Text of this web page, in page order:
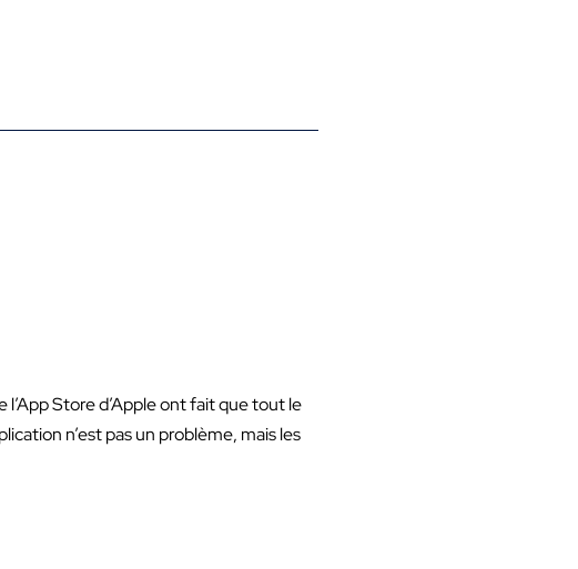
Store d’Apple ont fait que tout le
n’est pas un problème, mais les